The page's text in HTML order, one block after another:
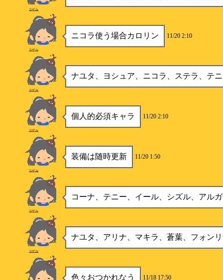
コザル
ニコラ使う場合カロリン 11/20 2:10
コザル
ナユタ、ヨシュア、ニコラ、ステラ、テ
コザル
個人的必須キャラ 11/20 2:10
コザル
装備は随時更新 11/20 1:50
コザル
コーナ、テニー、イール、シズル、アル
コザル
ナユタ、アリナ、マキラ、蒼葉、フォン
コザル
色々おつかれなう 11/18 17:50